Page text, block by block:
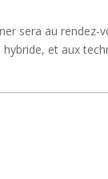
sera au
et aux